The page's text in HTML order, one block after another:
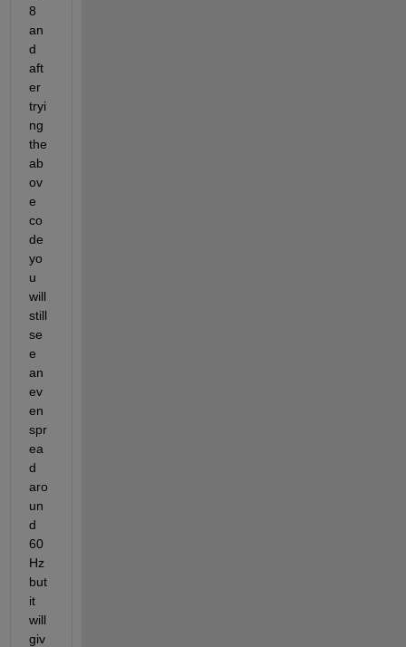
8
an
d
aft
er
tryi
ng
the
ab
ov
e
co
de
yo
u
will
still
se
e
an
ev
en
spr
ea
d
aro
un
d
60
Hz
but
it
will
giv